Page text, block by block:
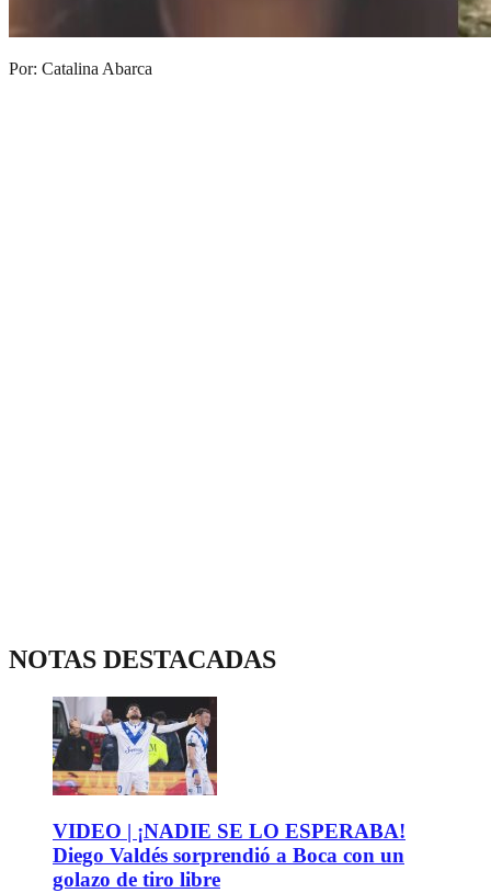
Por: Catalina Abarca
NOTAS DESTACADAS
VIDEO | ¡NADIE SE LO ESPERABA!
Diego Valdés sorprendió a Boca con un
golazo de tiro libre